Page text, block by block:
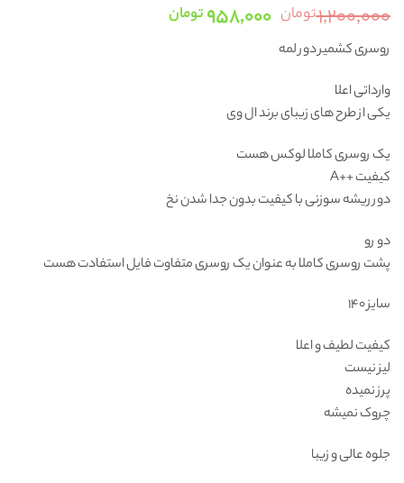
۱,۲۰۰,۰۰۰تومان قیمت
۹۵۸,۰۰۰تومانقیمت
روسری کشمیر دور لمه
وارداتی اعلا
یکی از طرح های زیبای برند ال وی
یک روسری کاملا لوکس هست
کیفیت ++A
دور ریشه سوزنی با کیفیت بدون جدا شدن نخ
دو رو
پشت روسری کاملا به عنوان یک روسری متفاوت فایل استفادت هست
سایز ۱۴۰
کیفیت لطیف و اعلا
لیز نیست
پرز نمیده
چروک نمیشه
جلوه عالی و زیبا